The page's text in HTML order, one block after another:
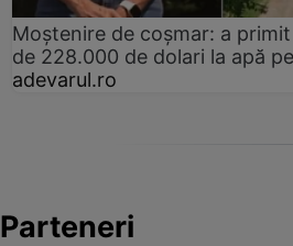
Moștenire de coșmar: a
de 228.000 de dolari la apă
adevarul.ro
Parteneri